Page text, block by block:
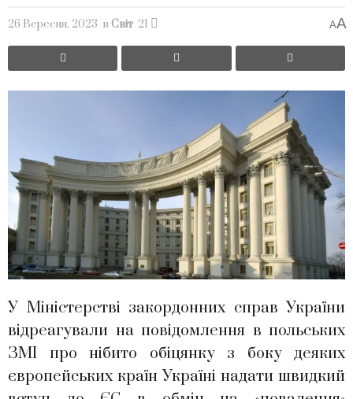
26 Вересня, 2023 в Світ 21 AA
У Міністерстві закордонних справ України
відреагували на повідомлення в польських
ЗМІ про нібито обіцянку з боку деяких
європейських країн Україні надати швидкий